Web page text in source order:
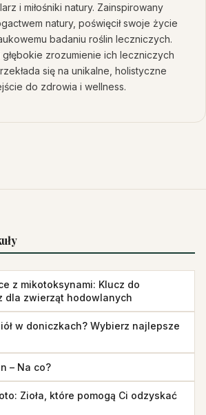
i miłośniki natury. Zainspirowany
natury, poświęcił swoje życie
badaniu roślin leczniczych.
głębokie zrozumienie ich leczniczych
się na unikalne, holistyczne
do zdrowia i wellness.
z mikotoksynami: Klucz do
dla zwierząt hodowlanych
w doniczkach? Wybierz najlepsze
– Na co?
Zioła, które pomogą Ci odzyskać